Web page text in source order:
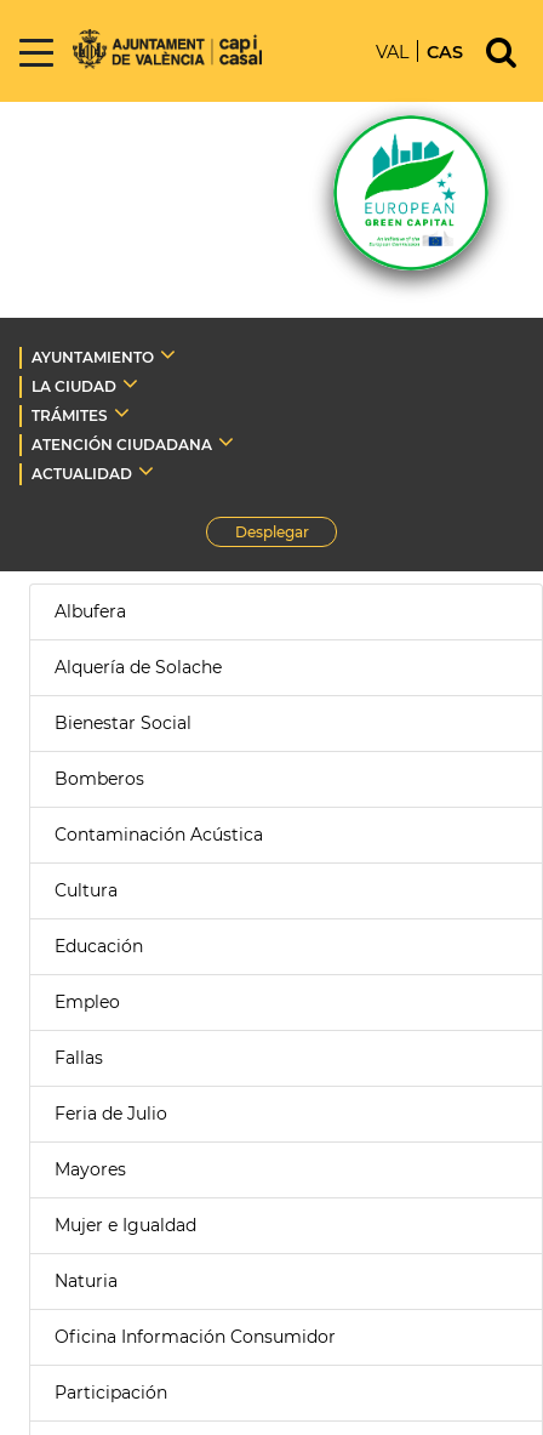
VAL CAS
AYUNTAMIENTO
LA CIUDAD
TRÁMITES
ATENCIÓN CIUDADANA
ACTUALIDAD
Desplegar
Albufera
Alquería de Solache
Bienestar Social
Bomberos
Contaminación Acústica
Cultura
Educación
Empleo
Fallas
Feria de Julio
Mayores
Mujer e Igualdad
Naturia
Oficina Información Consumidor
Participación